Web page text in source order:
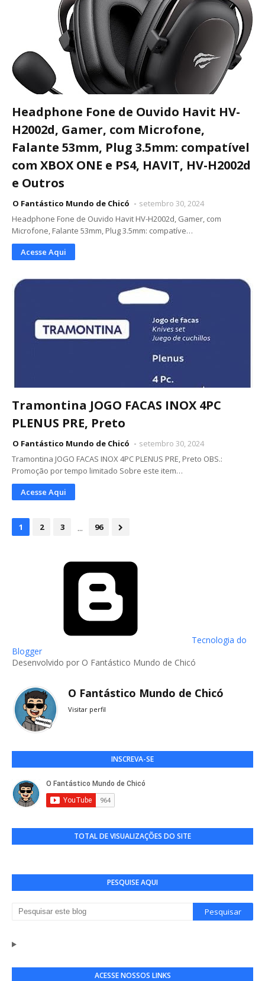
Headphone Fone de Ouvido Havit HV-
H2002d, Gamer, com Microfone,
Falante 53mm, Plug 3.5mm: compatível
com XBOX ONE e PS4, HAVIT, HV-H2002d
e Outros
O Fantástico Mundo de Chicó
setembro 30, 2024
Headphone Fone de Ouvido Havit HV-H2002d, Gamer, com
Microfone, Falante 53mm, Plug 3.5mm: compatíve…
Acesse Aqui
Tramontina JOGO FACAS INOX 4PC
PLENUS PRE, Preto
O Fantástico Mundo de Chicó
setembro 30, 2024
Tramontina JOGO FACAS INOX 4PC PLENUS PRE, Preto OBS.:
Promoção por tempo limitado Sobre este item…
Acesse Aqui
1 2 3 ... 96
Tecnologia do
Blogger
Desenvolvido por O Fantástico Mundo de Chicó
O Fantástico Mundo de Chicó
Visitar perfil
INSCREVA-SE
TOTAL DE VISUALIZAÇÕES DO SITE
PESQUISE AQUI
ACESSE NOSSOS LINKS